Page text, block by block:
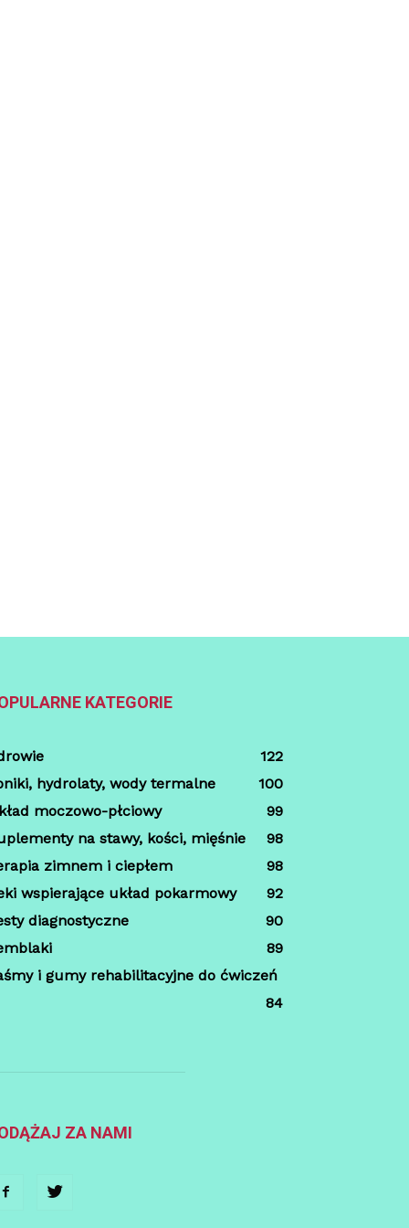
KATEGORIE
122
hydrolaty, wody termalne
100
moczowo-płciowy
99
na stawy, kości, mięśnie
98
zimnem i ciepłem
98
wspierające układ pokarmowy
92
diagnostyczne
90
89
i gumy rehabilitacyjne do ćwiczeń
84
ZA NAMI